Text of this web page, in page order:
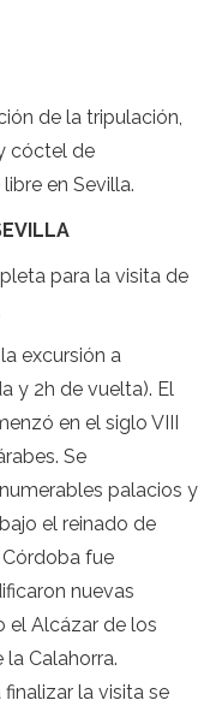
de la tripulación,
cóctel de
en Sevilla.
para la visita de
excursión a
y 2h de vuelta). El
en el siglo VIII
Se
palacios y
el reinado de
Córdoba fue
nuevas
el Alcázar de los
Calahorra.
la visita se